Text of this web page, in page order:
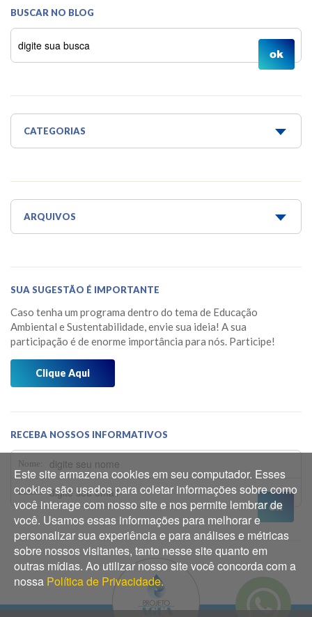
BUSCAR NO BLOG
CATEGORIAS
Água para todos
Aquaponia e Estufa
Horta Escola
Horta Medicinal Suspensa
Jardim das Borboletas
Jardim dos Sentidos
Mensagens do Projeto Água
Oficina dos 5Rs
Os Caminhos da Água
Os Pássaros que Vivem Aqui
Prêmios
Reflorestamento
ARQUIVOS
Maio 2026
Fevereiro 2026
Janeiro 2026
Dezembro 2025
Outubro 2025
Setembro 2025
Agosto 2025
Julho 2025
Junho 2025
Maio 2025
Abril 2025
SUA SUGESTÃO É IMPORTANTE
Caso tenha um programa dentro do tema de Educação
Ambiental e Sustentabilidade, envie sua ideia! A sua
participação é de enorme importância para nós. Participe!
Clique Aqui
RECEBA NOSSOS INFORMATIVOS
Nome:
Email:
Este site armazena cookies em seu computador. Esses
cookies são usados para coletar informações sobre como
você interage com nosso site e nos permite lembrar de
você. Usamos essas informações para melhorar e
personalizar sua experiência e para análises e métricas
sobre nossos visitantes, tanto nesse site quanto em
outras mídias. Ao utilizar nosso site você concorda com a
nossa Política de Privacidade.